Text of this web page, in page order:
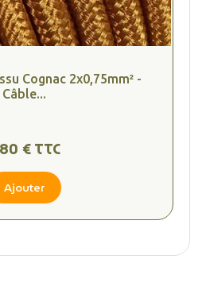
Cognac 2x0,75mm² -
Câble...
€ TTC
Ajouter